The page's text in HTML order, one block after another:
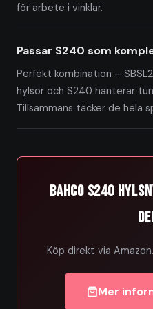
för arbete i vinklar.
Passar S240 som
Perfekt kombination –
hylsor och S240 hanterar
Tillsammans täcker de hela
Bahco S240
Köp direkt via
Mer